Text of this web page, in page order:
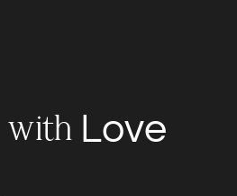
with Love